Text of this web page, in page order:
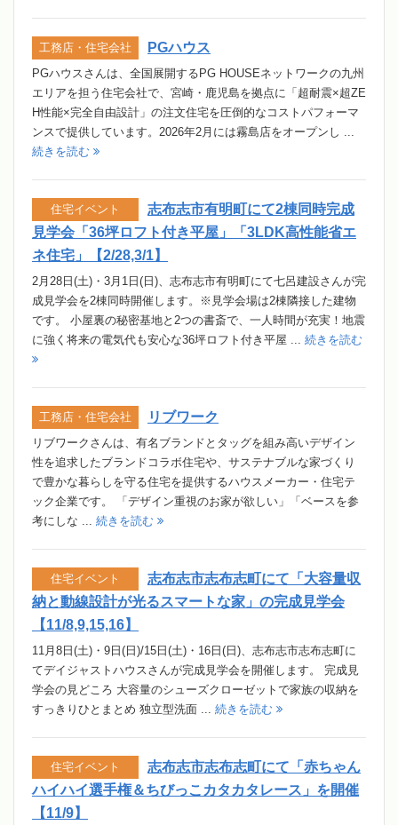
PGハウス
PGハウスさんは、全国展開するPG HOUSEネットワークの九州
エリアを担う住宅会社で、宮崎・鹿児島を拠点に「超耐震×超ZE
H性能×完全自由設計」の注文住宅を圧倒的なコストパフォーマ
ンスで提供しています。2026年2月には霧島店をオープンし ...
続きを読む
工務店・住宅会社
志布志市有明町にて2棟同時完成
見学会「36坪ロフト付き平屋」「3LDK高性能省エ
ネ住宅」【2/28,3/1】
2月28日(土)・3月1日(日)、志布志市有明町にて七呂建設さんが完
成見学会を2棟同時開催します。※見学会場は2棟隣接した建物
です。 小屋裏の秘密基地と2つの書斎で、一人時間が充実！地震
に強く将来の電気代も安心な36坪ロフト付き平屋 ... 続きを読む
住宅イベント
リブワーク
リブワークさんは、有名ブランドとタッグを組み高いデザイン
性を追求したブランドコラボ住宅や、サステナブルな家づくり
で豊かな暮らしを守る住宅を提供するハウスメーカー・住宅テ
ック企業です。 「デザイン重視のお家が欲しい」「ベースを参
考にしな ... 続きを読む
工務店・住宅会社
志布志市志布志町にて「大容量収
納と動線設計が光るスマートな家」の完成見学会
【11/8,9,15,16】
11月8日(土)・9日(日)/15日(土)・16日(日)、志布志市志布志町に
てデイジャストハウスさんが完成見学会を開催します。 完成見
学会の見どころ 大容量のシューズクローゼットで家族の収納を
すっきりひとまとめ 独立型洗面 ... 続きを読む
住宅イベント
志布志市志布志町にて「赤ちゃん
ハイハイ選手権＆ちびっこカタカタレース」を開催
【11/9】
住宅イベント